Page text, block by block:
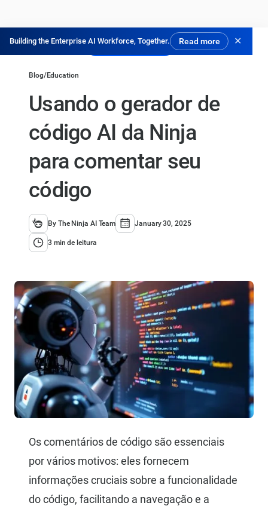
Building the Enterprise AI Workforce, Together. Read more ✕
Experimente Grátis
Blog/Education
Usando o gerador de
código AI da Ninja
para comentar seu
código
By The Ninja AI Team January 30, 2025
3 min de leitura
Os comentários de código são essenciais
por vários motivos: eles fornecem
informações cruciais sobre a funcionalidade
do código, facilitando a navegação e a